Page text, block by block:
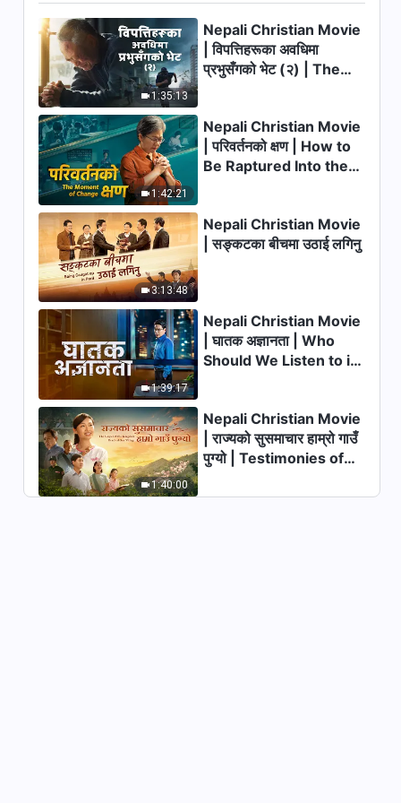
10:51
5:37
परमेश्‍वरका दैनिक वचनहरू: गन्तव्य र
परिणामहरू | अंश ६१२
1:35:13
Nepali Christian Movie
| विपत्तिहरूका अवधिमा
प्रभुसँगको भेट (२) | The
We Enter the Kingdom
of God?
1:42:21
Nepali Christian Movie
| परिवर्तनको क्षण | How to
Be Raptured Into the
3:13:48
Nepali Christian Movie
| सङ्कटका बीचमा उठाई लगिनु
1:39:17
Nepali Christian Movie
| घातक अज्ञानता | Who
Should We Listen to in
1:40:00
Nepali Christian Movie
| राज्यको सुसमाचार हाम्रो गाउँ
पुग्यो | Testimonies of
the Lord's Return